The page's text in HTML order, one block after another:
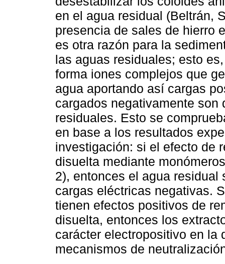
en el agua residual (Beltrán,
presencia de sales de hierro
es otra razón para la
las aguas residuales; esto
forma iones complejos que
agua aportando así cargas
cargados negativamente
residuales. Esto se
en base a los resultados
investigación: si el efecto de
disuelta mediante
2), entonces el agua
cargas eléctricas negativas.
tienen efectos positivos de
disuelta, entonces los
carácter electropositivo en la
mecanismos de